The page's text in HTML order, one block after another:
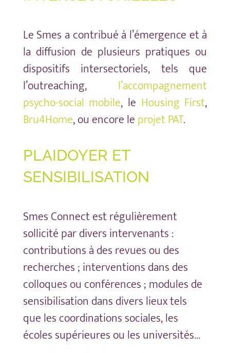
Le Smes a contribué à l’émergence et à
la diffusion de plusieurs pratiques ou
dispositifs intersectoriels, tels que
l’outreaching,l’accompagnement
psycho-social mobile, le Housing First,
Bru4Home,ou encore leprojet PAT.
PLAIDOYER ET
SENSIBILISATION
Smes Connect est régulièrement
sollicité par divers intervenants :
contributions à des revues ou des
recherches ; interventions dans des
colloques ou conférences ; modules de
sensibilisation dans divers lieux tels
que les coordinations sociales, les
écoles supérieures ou les universités…